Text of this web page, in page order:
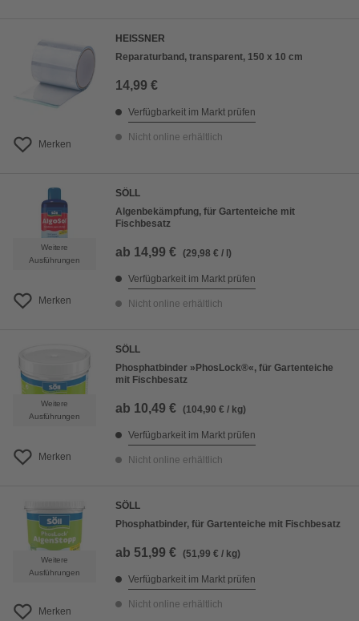
Merken
HEISSNER
Reparaturband, transparent, 150 x 10 cm
14,99 €
Verfügbarkeit im Markt prüfen
Nicht online erhältlich
Weitere
Ausführungen
Merken
SÖLL
Algenbekämpfung, für Gartenteiche mit
Fischbesatz
ab 14,99 € (29,98 € / l)
Verfügbarkeit im Markt prüfen
Nicht online erhältlich
Weitere
Ausführungen
Merken
SÖLL
Phosphatbinder »PhosLock®«, für Gartenteiche
mit Fischbesatz
ab 10,49 € (104,90 € / kg)
Verfügbarkeit im Markt prüfen
Nicht online erhältlich
Weitere
Ausführungen
Merken
SÖLL
Phosphatbinder, für Gartenteiche mit Fischbesatz
ab 51,99 € (51,99 € / kg)
Verfügbarkeit im Markt prüfen
Nicht online erhältlich